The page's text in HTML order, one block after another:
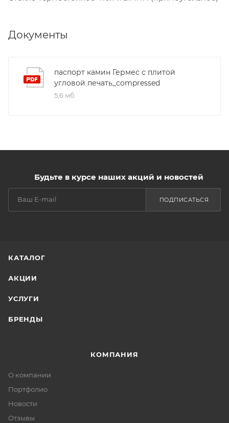
Документы
паспорт камин Гермес с плитой
угловой печать_compressed
5,6 мб
Будьте в курсе наших акций и новостей
ПОДПИСАТЬСЯ
КАТАЛОГ
АКЦИИ
УСЛУГИ
БРЕНДЫ
КОМПАНИЯ
О компании
Портфолио
Новости
Отзывы